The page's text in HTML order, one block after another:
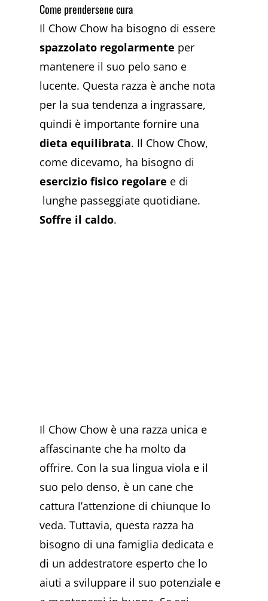
Come prendersene cura
Il Chow Chow ha bisogno di essere
spazzolato regolarmente per
mantenere il suo pelo sano e
lucente. Questa razza è anche nota
per la sua tendenza a ingrassare,
quindi è importante fornire una
dieta equilibrata. Il Chow Chow,
come dicevamo, ha bisogno di
esercizio fisico regolare e di
lunghe passeggiate quotidiane.
Soffre il caldo.
Il Chow Chow è una razza unica e
affascinante che ha molto da
offrire. Con la sua lingua viola e il
suo pelo denso, è un cane che
cattura l’attenzione di chiunque lo
veda. Tuttavia, questa razza ha
bisogno di una famiglia dedicata e
di un addestratore esperto che lo
aiuti a sviluppare il suo potenziale e